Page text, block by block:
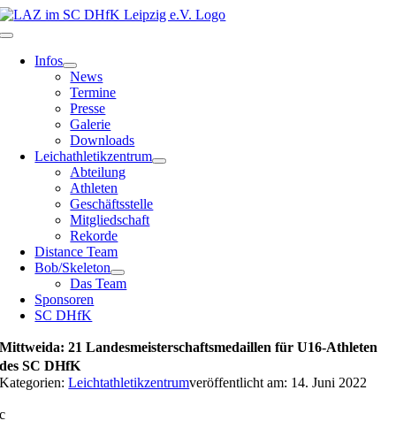
Zum
Inhalt
Toggle
Navigation
Infos
News
Termine
Presse
Galerie
Downloads
Leichathletikzentrum
Abteilung
Athleten
Geschäftsstelle
Mitgliedschaft
Rekorde
Distance Team
Bob/Skeleton
Das Team
Sponsoren
SC DHfK
Mittweida: 21 Landesmeisterschaftsmedaillen für U16-Athleten
des SC DHfK
Kategorien:Leichtathletikzentrumveröffentlicht am: 14. Juni 2022
c